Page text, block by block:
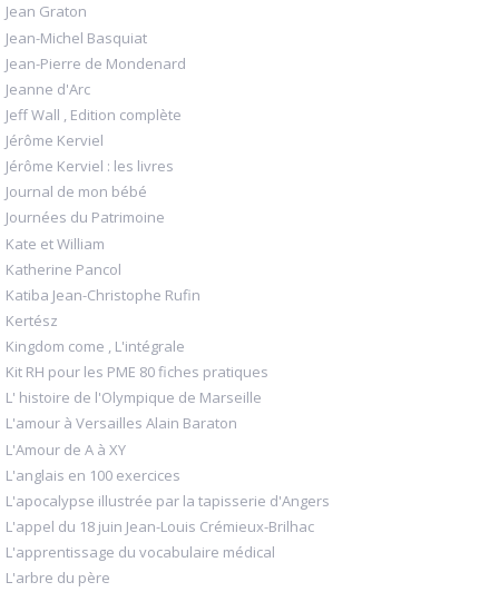
Jean Graton
Jean-Michel Basquiat
Jean-Pierre de Mondenard
Jeanne d'Arc
Jeff Wall , Edition complète
Jérôme Kerviel
Jérôme Kerviel : les livres
Journal de mon bébé
Journées du Patrimoine
Kate et William
Katherine Pancol
Katiba Jean-Christophe Rufin
Kertész
Kingdom come , L'intégrale
Kit RH pour les PME 80 fiches pratiques
L' histoire de l'Olympique de Marseille
L'amour à Versailles Alain Baraton
L'Amour de A à XY
L'anglais en 100 exercices
L'apocalypse illustrée par la tapisserie d'Angers
L'appel du 18 juin Jean-Louis Crémieux-Brilhac
L'apprentissage du vocabulaire médical
L'arbre du père